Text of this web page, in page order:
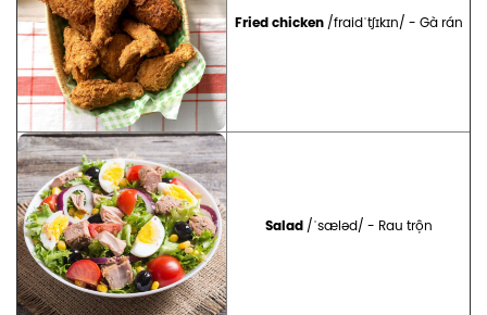
Fried chicken/fraidˈtʃɪkɪn/ - Gà rán
Salad/ˈsæləd/ - Rau trộn